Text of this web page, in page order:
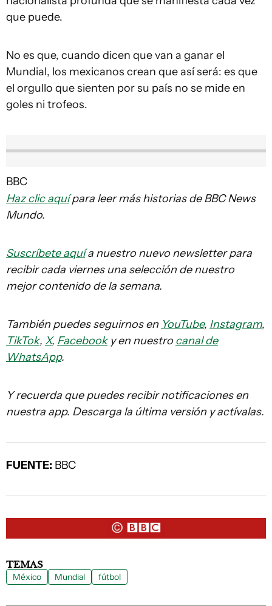
que puede.
No es que, cuando dicen que van a ganar el
Mundial, los mexicanos crean que así será: es que
el orgullo que sienten por su país no se mide en
goles ni trofeos.
BBC
Haz clic aquípara leer más historias de BBC News
Mundo.
Suscríbete aquía nuestro nuevo newsletter para
recibir cada viernes una selección de nuestro
mejor contenido de la semana.
También puedes seguirnos en YouTube, Instagram,
TikTok, X, Facebooky en nuestro canal de
WhatsApp.
Y recuerda que puedes recibir notificaciones en
nuestra app. Descarga la última versión y actívalas.
FUENTE: BBC
TEMAS
México Mundial fútbol